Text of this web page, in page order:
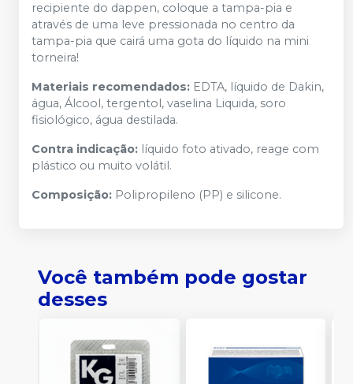
recipiente do dappen, coloque a tampa-pia e
através de uma leve pressionada no centro da
tampa-pia que cairá uma gota do líquido na mini
torneira!
Materiais recomendados: EDTA, líquido de Dakin,
água, Álcool, tergentol, vaselina Liquida, soro
fisiológico, água destilada.
Contra indicação: líquido foto ativado, reage com
plástico ou muito volátil.
Composição: Polipropileno (PP) e silicone.
Você também pode gostar
desses